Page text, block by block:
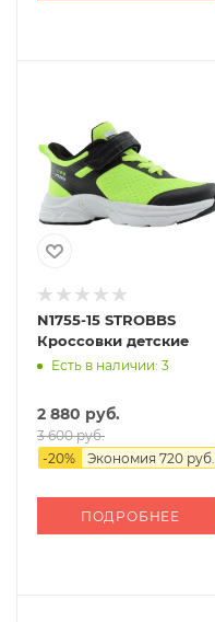
N1755-15 STROBBS
Кроссовки детские
Есть в наличии: 3
2 880 руб.
3 600 руб.
-20% Экономия 720 руб.
ПОДРОБНЕЕ